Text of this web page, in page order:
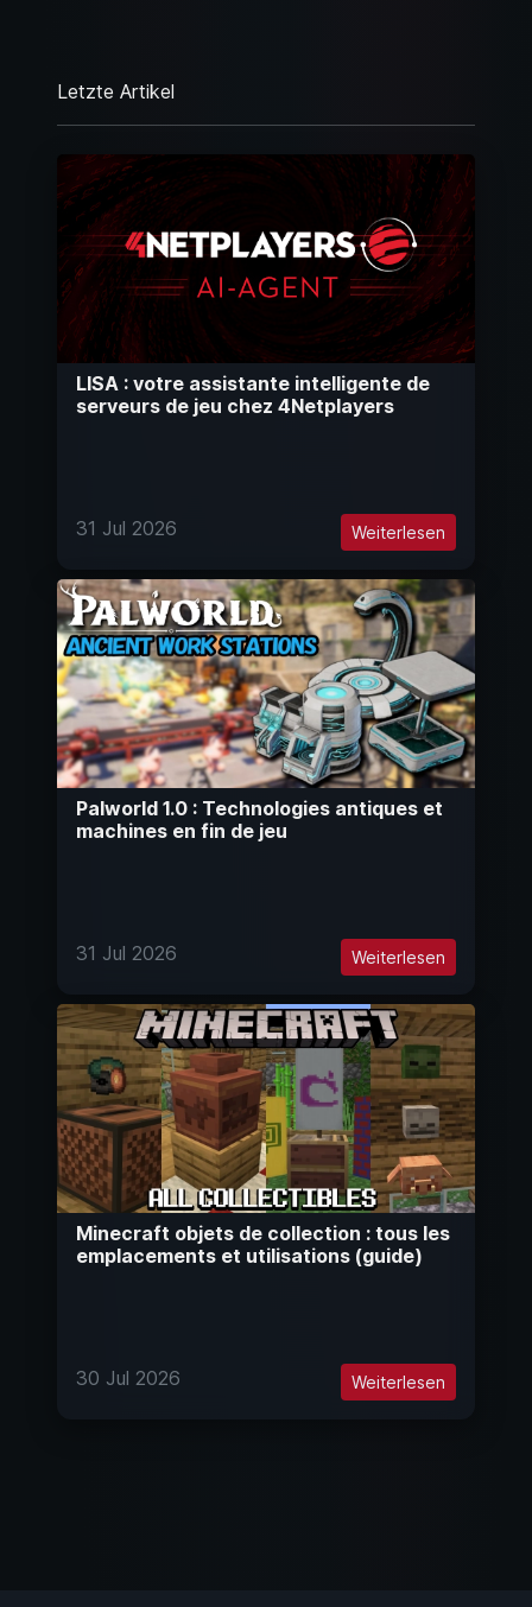
Letzte Artikel
LISA : votre assistante intelligente de
serveurs de jeu chez 4Netplayers
31 Jul 2026 Weiterlesen
Palworld 1.0 : Technologies antiques et
machines en fin de jeu
31 Jul 2026 Weiterlesen
Minecraft objets de collection : tous les
emplacements et utilisations (guide)
30 Jul 2026 Weiterlesen